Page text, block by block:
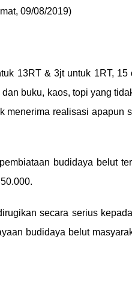
09/08/2019)
13RT & 3jt untuk 1RT, 15
buku, kaos, topi yang
realisasi apapun
budidaya belut
secara serius
budidaya belut